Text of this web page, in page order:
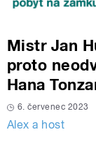
Mistr Jan
proto
Hana
6. červenec 2023
Alex a host